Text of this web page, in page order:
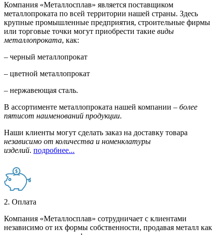
Компания «Металлосплав» является поставщиком
металлопроката по всей территории нашей страны. Здесь
крупные промышленные предприятия, строительные фирмы
или торговые точки могут приобрести такие виды
металлопроката, как:
– черный металлопрокат
– цветной металлопрокат
– нержавеющая сталь.
В ассортименте металлопроката нашей компании – более
пятисот наименований продукции.
Наши клиенты могут сделать заказ на доставку товара
независимо от количества и номенклатуры
изделий. подробнее...
2. Оплата
Компания «Металлосплав» сотрудничает с клиентами
независимо от их формы собственности, продавая металл как